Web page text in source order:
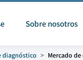
Sobre nosotros
diagnóstico Mercado